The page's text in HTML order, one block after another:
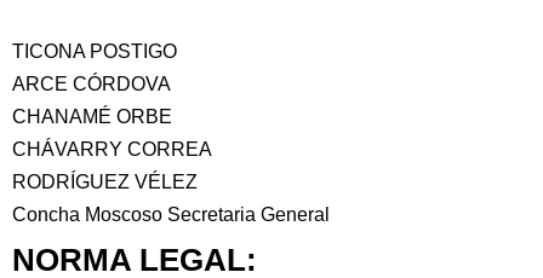
TICONA POSTIGO
ARCE CÓRDOVA
CHANAMÉ ORBE
CHÁVARRY CORREA
RODRÍGUEZ VÉLEZ
Concha Moscoso Secretaria General
NORMA LEGAL: